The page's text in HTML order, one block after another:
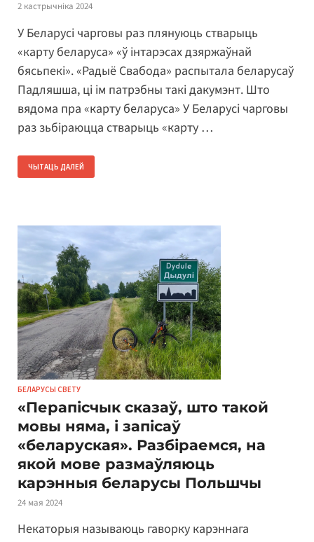
2 кастрычніка 2024
У Беларусі чарговы раз плянуюць стварыць
«карту беларуса» «ў інтарэсах дзяржаўнай
бясьпекі». «Радыё Свабода» распытала беларусаў
Падляшша, ці ім патрэбны такі дакумэнт. Што
вядома пра «карту беларуса» У Беларусі чарговы
раз зьбіраюцца стварыць «карту …
ЧЫТАЦЬ ДАЛЕЙ
БЕЛАРУСЫ СВЕТУ
«Перапісчык сказаў, што такой
мовы няма, і запісаў
«беларуская». Разбіраемся, на
якой мове размаўляюць
карэнныя беларусы Польшчы
24 мая 2024
Некаторыя называюць гаворку карэннага